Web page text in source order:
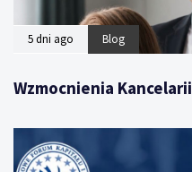
5 dni ago Blog
Wzmocnienia Kancelarii